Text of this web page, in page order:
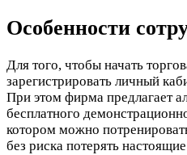
Особенности
Для того, чтобы начать
зарегистрировать личный
При этом фирма предлагает
бесплатного
котором можно
без риска потерять